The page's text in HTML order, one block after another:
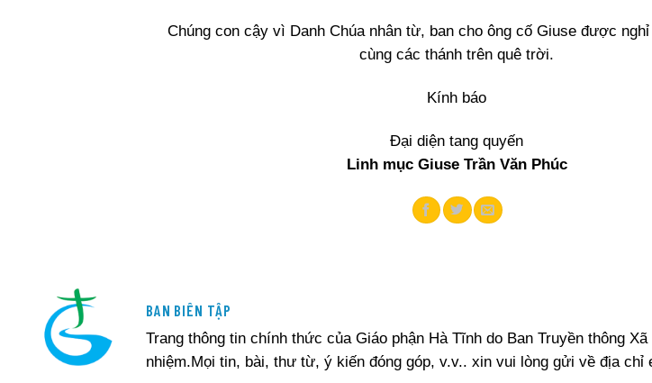
Chúng con cậy vì Danh Chúa nhân từ, ban cho ông cố Giuse được
cùng các thánh trên quê trời.
Kính báo
Đại diện tang quyến
Linh mục Giuse Trần Văn Phúc
BAN BIÊN TẬP
Trang thông tin chính thức của Giáo phận Hà Tĩnh do Ban Truyền thông
nhiệm.Mọi tin, bài, thư từ, ý kiến đóng góp, v.v.. xin vui lòng gửi về địa chỉ